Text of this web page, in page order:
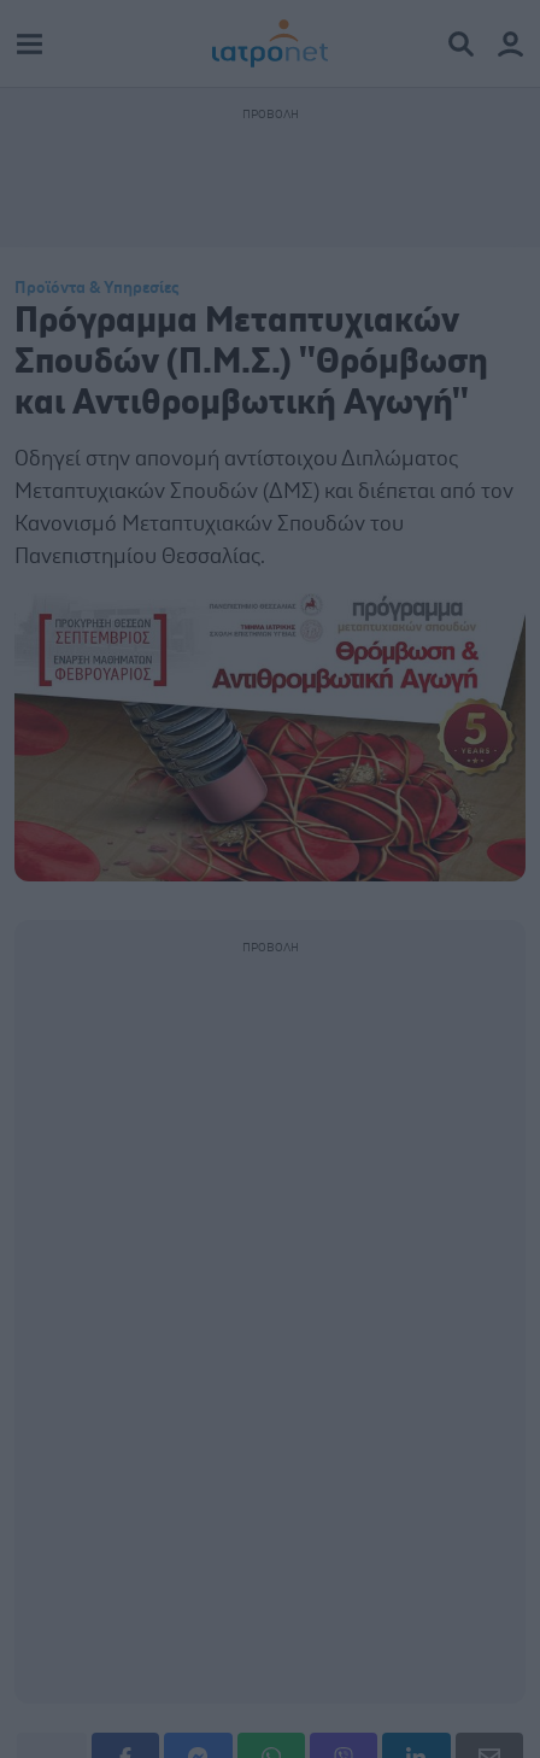
Προϊόντα & Υπηρεσίες
Πρόγραμμα Μεταπτυχιακών
Σπουδών (Π.Μ.Σ.) ''Θρόμβωση
και Αντιθρομβωτική Αγωγή''
Οδηγεί στην απονομή αντίστοιχου Διπλώματος
Μεταπτυχιακών Σπουδών (ΔΜΣ) και διέπεται από τον
Κανονισμό Μεταπτυχιακών Σπουδών του
Πανεπιστημίου Θεσσαλίας.